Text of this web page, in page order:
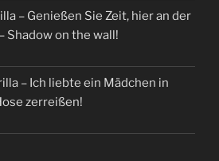
– Genießen Sie Zeit, hier an der
Shadow on the wall!
– Ich liebte ein Mädchen in
zerreißen!